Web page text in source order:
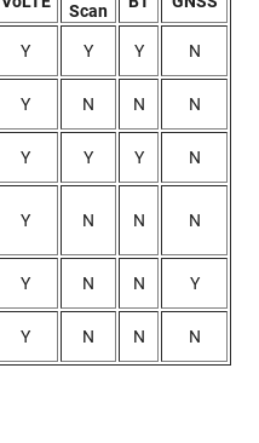
Scan
Y Y Y N
Y N N N
Y Y Y N
Y
N N N
Y N N Y
Y N N N